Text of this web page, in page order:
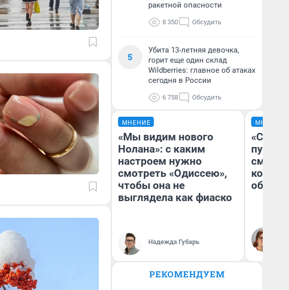
ракетной опасности
8 350 Обсудить
5
Убита 13-летняя девочка,
горит еще один склад
Wildberries: главное об атаках
сегодня в России
6 758 Обсудить
МНЕНИЕ
«Мы видим нового
Нолана»: с каким
настроем нужно
смотреть «Одиссею»,
чтобы она не
выглядела как фиаско
Надежда Губарь
МНЕНИЕ
РЕКОМЕНДУЕМ